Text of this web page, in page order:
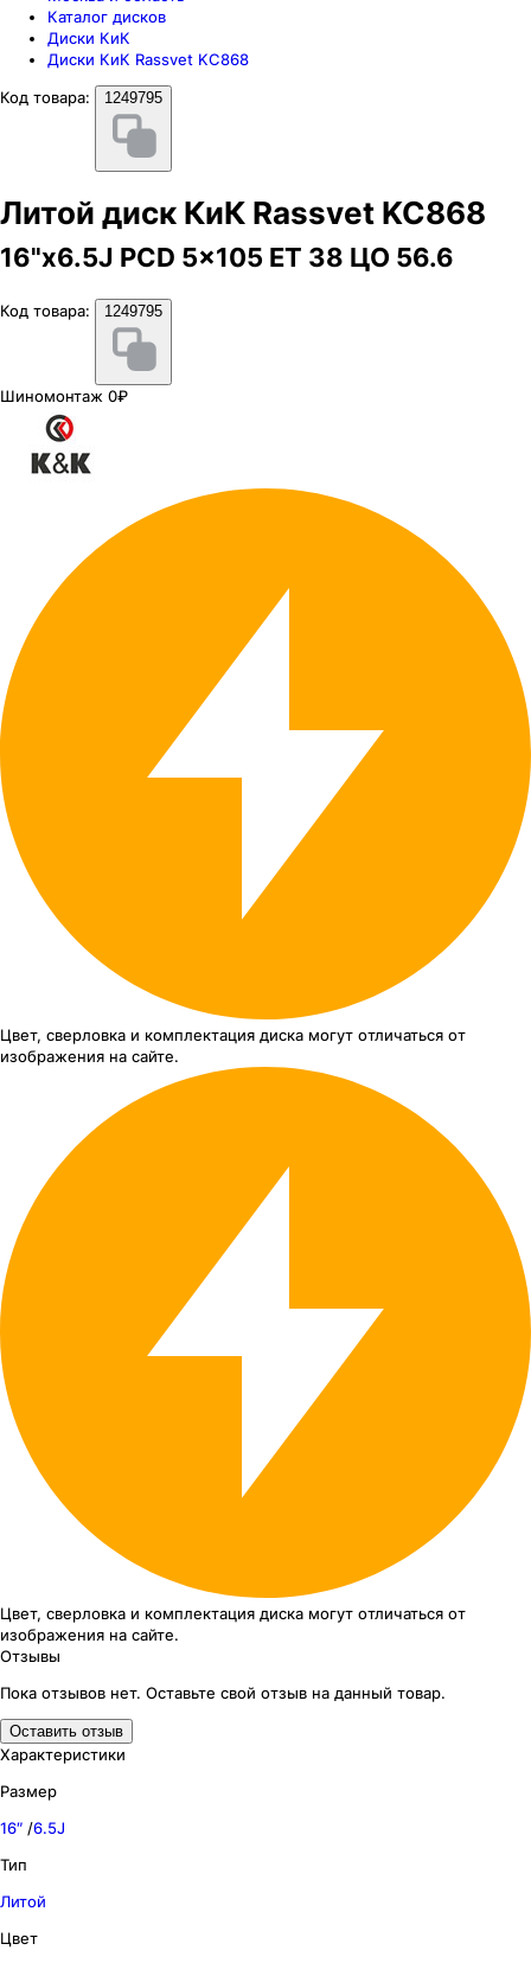
Каталог дисков
Диски КиК
Диски КиК Rassvet KC868
Код товара:
1249795
Литой диск КиК Rassvet KC868
16"x6.5J PCD 5x105 ЕТ 38 ЦО 56.6
Код товара: 1249795
Шиномонтаж 0₽
Цвет, сверловка и комплектация диска могут отличаться от
изображения на сайте.
Цвет, сверловка и комплектация диска могут отличаться от
изображения на сайте.
Отзывы
Пока отзывов нет. Оставьте свой отзыв на данный товар.
Оставить отзыв
Характеристики
Размер
16″ /6.5J
Тип
Литой
Цвет